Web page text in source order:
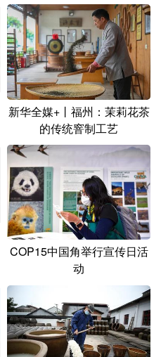
黑龙江
Français عربى
日本語 한국어
新华全媒+丨福州：茉莉花茶
的传统窨制工艺
COP15中国角举行宣传日活
动